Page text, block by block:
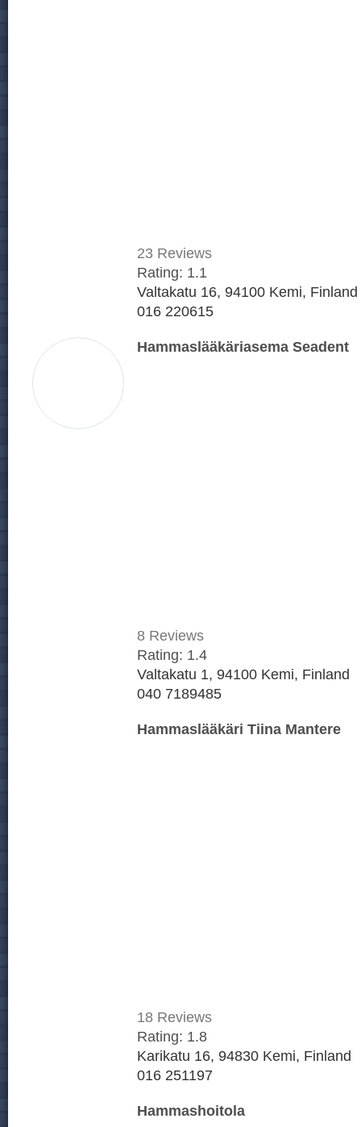
23 Reviews
Rating: 1.1
Valtakatu 16, 94100 Kemi, Finland
016 220615
Hammaslääkäriasema Seadent
8 Reviews
Rating: 1.4
Valtakatu 1, 94100 Kemi, Finland
040 7189485
Hammaslääkäri Tiina Mantere
18 Reviews
Rating: 1.8
Karikatu 16, 94830 Kemi, Finland
016 251197
Hammashoitola